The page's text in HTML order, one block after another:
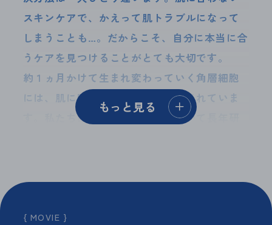
スキンケアで、かえって肌トラブルになって
しまうことも…。だからこそ、自分に本当に合
うケアを見つけることがとても大切です。
約１ヵ月かけて生まれ変わっていく角層細胞
には、肌に関する多くの情報が含まれていま
す。私たちは、この角層細胞について長年研
もっと見る
MOVIE